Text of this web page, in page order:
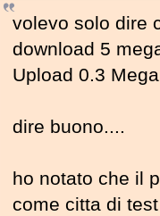
volevo solo dire
download 5
Upload 0.3 Mega
dire buono....
ho notato che il
come citta di